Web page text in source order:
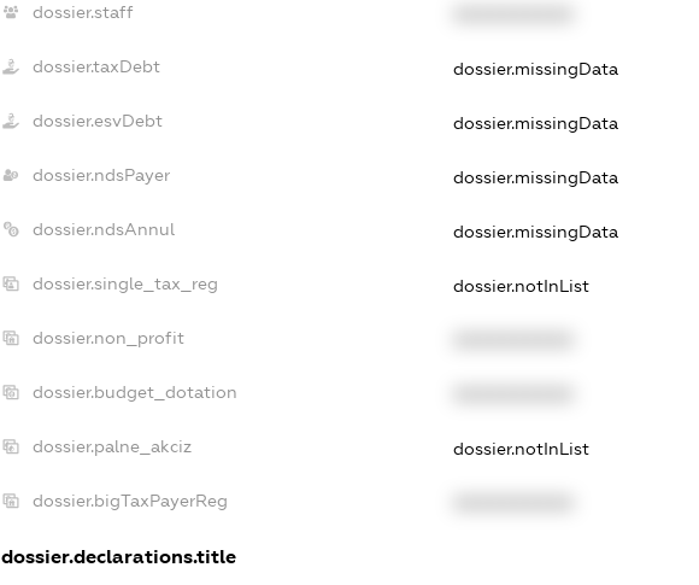
dossier.staff
dossier.taxDebt dossier.missingData
dossier.esvDebt dossier.missingData
dossier.ndsPayer dossier.missingData
dossier.ndsAnnul dossier.missingData
dossier.single_tax_reg dossier.notInList
dossier.non_profit
dossier.budget_dotation
dossier.palne_akciz dossier.notInList
dossier.bigTaxPayerReg
dossier.declarations.title